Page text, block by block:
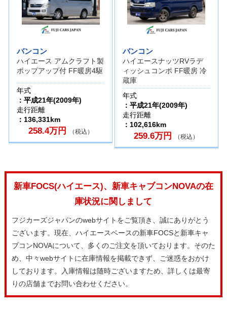
バンコン
ハイエース アムクラフト製
ポップアップ付 FF暖房4駆
年式
：平成21年(2009年)
走行距離
：136,331km
258.4万円 （税込）
バンコン
ハイエースナッツRVラデ
ィッシュコンポ FF暖房 冷
蔵庫
年式
：平成21年(2009年)
走行距離
：102,616km
259.6万円 （税込）
新車FOCS(ハイエース)、新車キャブコンNOVAの在
庫状況に関しまして
フジカーズジャパンのwebサイトをご覧頂き、誠にありがとう
ございます。現在、ハイエースベースの新車FOCSと新車キャ
ブコンNOVAについて、多くのご注文を頂いております。そのた
め、中々webサイトに在庫情報を掲載できず、ご迷惑をおかけ
しております。入庫情報は随時ございますため、詳しくは最寄
りの店舗までお問い合わせください。